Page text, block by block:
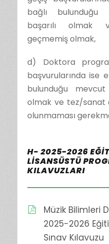
bağlı bulunduğu
başarılı olmak
geçmemiş olmak,
d) Doktora
başvurularında ise
bulunduğu
olmak ve tez/sanat
olunmaması
H- 2025-2026
LİSANSÜSTÜ
KILAVUZLARI
Müzik Bilimleri
2025-2026
Sınav Kılavuzu